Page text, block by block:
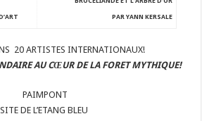
PAR YANN KERSALE
20 ARTISTES INTERNATIONAUX!
AU CŒUR DE LA FORET MYTHIQUE!
PAIMPONT
SITE DE L’ETANG BLEU